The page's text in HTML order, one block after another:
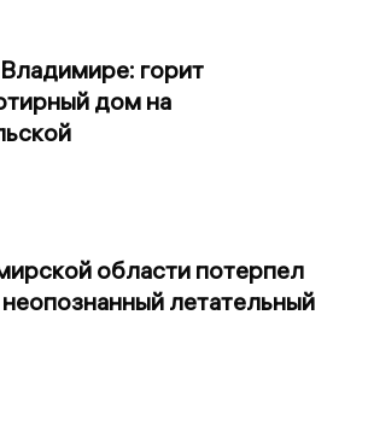
горит
дом на
области потерпел
летательный